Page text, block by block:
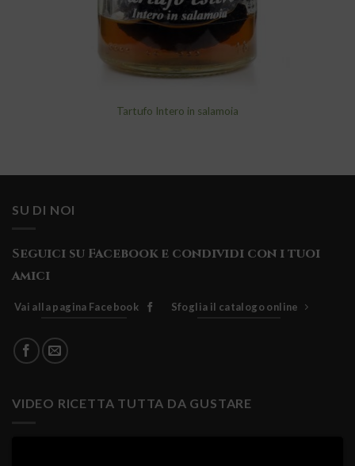
Tartufo Intero in salamoia
SU DI NOI
Seguici su Facebook e condividi con i tuoi
amici
Vai alla pagina Facebook Sfoglia il catalogo online
VIDEO RICETTA TUTTA DA GUSTARE